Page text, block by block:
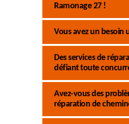
Ramonage 27 !
Vous avez un besoin
Des services de
défiant toute
Avez-vous des
réparation de